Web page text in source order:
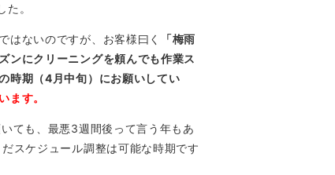
。
はないのですが、お客様曰く
「梅雨
ンにクリーニングを頼んでも作業ス
時期（4月中旬）にお願いしてい
ます。
ても、最悪3週間後って言う年もあ
スケジュール調整は可能な時期です